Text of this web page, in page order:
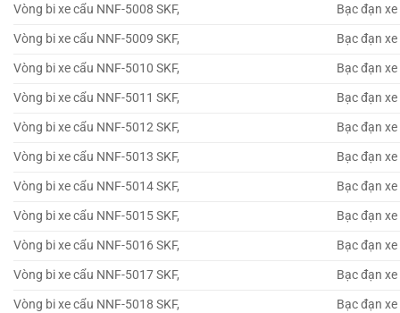
Vòng bi xe cẩu NNF-5008 SKF,
Bạc đạn
Vòng bi xe cẩu NNF-5009 SKF,
Bạc đạn
Vòng bi xe cẩu NNF-5010 SKF,
Bạc đạn
Vòng bi xe cẩu NNF-5011 SKF,
Bạc đạn
Vòng bi xe cẩu NNF-5012 SKF,
Bạc đạn
Vòng bi xe cẩu NNF-5013 SKF,
Bạc đạn
Vòng bi xe cẩu NNF-5014 SKF,
Bạc đạn
Vòng bi xe cẩu NNF-5015 SKF,
Bạc đạn
Vòng bi xe cẩu NNF-5016 SKF,
Bạc đạn
Vòng bi xe cẩu NNF-5017 SKF,
Bạc đạn
Vòng bi xe cẩu NNF-5018 SKF,
Bạc đạn